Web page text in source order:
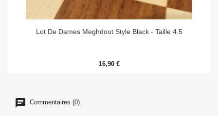
Lot De Dames Meghdoot Style Black - Taille 4.5
16,90 €
Commentaires (0)